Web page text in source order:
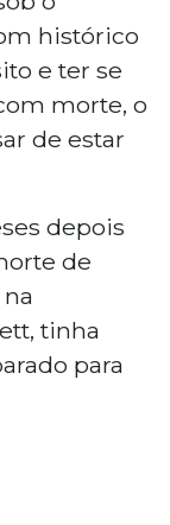
histórico
e ter se
morte, o
de estar
depois
de
tinha
para